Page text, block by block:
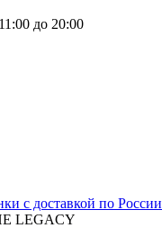
до 20:00
с доставкой по России
LEGACY